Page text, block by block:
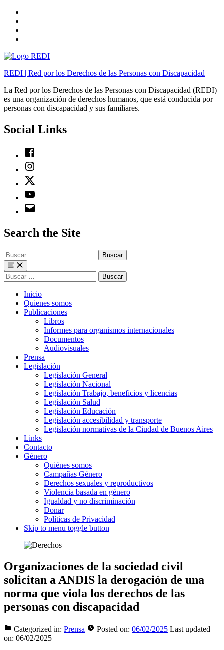
sidebar
REDI | Red por los Derechos de las Personas con Discapacidad
La Red por los Derechos de las Personas con Discapacidad (REDI)
es una organización de derechos humanos, que está conducida por
personas con discapacidad y sus familiares.
Social Links
Facebook
Instagram
Twitter
Youtube
Email
Search the Site
Buscar
para:
Menu
Buscar
para:
Inicio
Quienes somos
Publicaciones
Libros
Informes para organismos internacionales
Documentos
Audiovisuales
Prensa
Legislación
Legislación General
Legislación Nacional
Legislación Trabajo, beneficios y licencias
Legislación Salud
Legislación Educación
Legislación accesibilidad y transporte
Legislación normativas de la Ciudad de Buenos Aires
Links
Contacto
Género
Quiénes somos
Campañas Género
Derechos sexuales y reproductivos
Violencia basada en género
Igualdad y no discriminación
Donar
Políticas de Privacidad
Skip to menu toggle button
Organizaciones de la sociedad civil
solicitan a ANDIS la derogación de una
norma que viola los derechos de las
personas con discapacidad
Categorized in: Prensa Posted on: 06/02/2025 Last updated
on: 06/02/2025